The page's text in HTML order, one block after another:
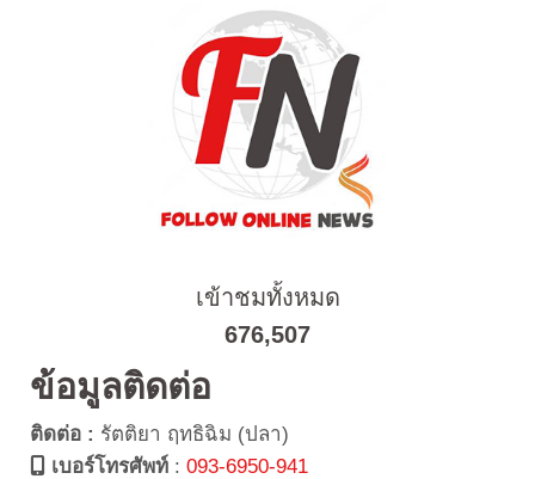
เข้าชมทั้งหมด
676,507
ข้อมูลติดต่อ
ติดต่อ : รัตติยา ฤทธิฉิม (ปลา)
เบอร์โทรศัพท์ : 093-6950-941